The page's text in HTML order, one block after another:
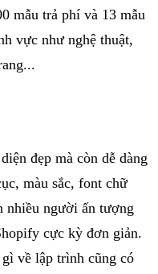
mẫu trả phí và 13 mẫu
vực như nghệ thuật,
đẹp mà còn dễ dàng
màu sắc, font chữ
nhiều người ấn tượng
cực kỳ đơn giản.
về lập trình cũng có